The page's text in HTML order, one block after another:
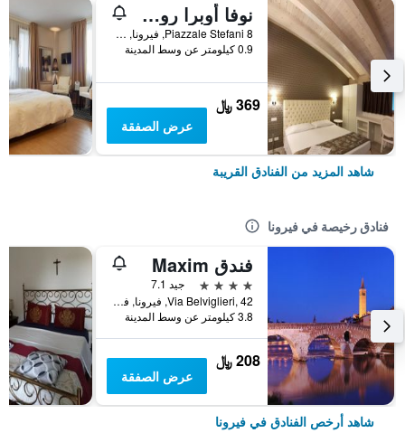
نوفا أوبرا روومز
Piazzale Stefani 8, فيرونا, فينيتو, إيطاليا
0.9 كيلومتر عن وسط المدينة
369 ﷼
عرض الصفقة
شاهد المزيد من الفنادق القريبة
فنادق رخيصة في فيرونا
فندق Maxim
4 نجوم
جيد 7.1
Via Belviglieri, 42, فيرونا, فينيتو, إيطاليا
3.8 كيلومتر عن وسط المدينة
208 ﷼
عرض الصفقة
شاهد أرخص الفنادق في فيرونا